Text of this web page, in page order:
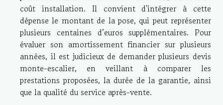
coût installation. Il convient d'intégrer à cette
dépense le montant de la pose, qui peut représenter
plusieurs centaines d’euros supplémentaires. Pour
évaluer son amortissement financier sur plusieurs
années, il est judicieux de demander plusieurs devis
monte-escalier, en veillant à comparer les
prestations proposées, la durée de la garantie, ainsi
que la qualité du service après-vente.